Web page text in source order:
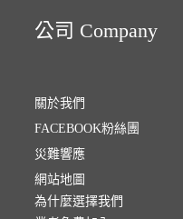
公司 Company
關於我們
FACEBOOK粉絲團
災難響應
網站地圖
為什麼選擇我們